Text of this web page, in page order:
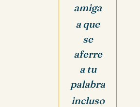
amiga
a que
se
aferre
a tu
palabra
incluso